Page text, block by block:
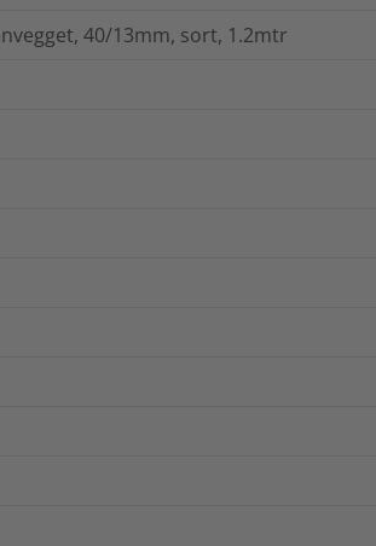
40/13mm, sort, 1.2mtr